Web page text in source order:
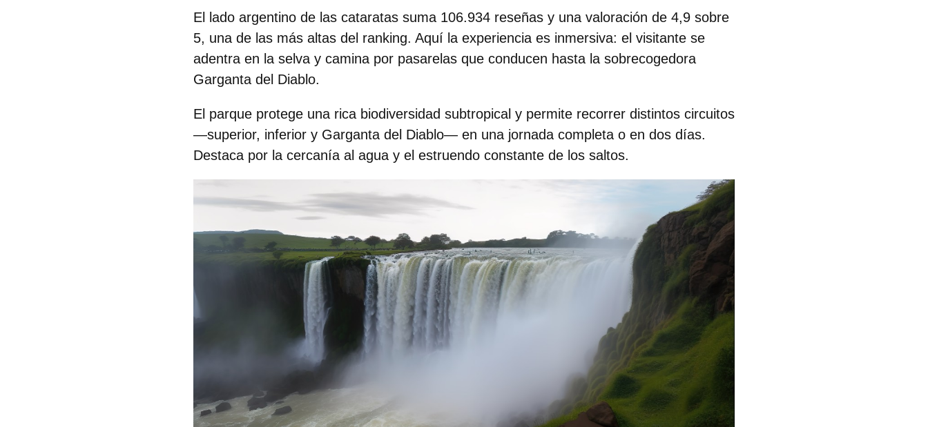
El lado argentino de las cataratas suma 106.934 reseñas y una valoración de 4,9 sobre
5, una de las más altas del ranking. Aquí la experiencia es inmersiva: el visitante se
adentra en la selva y camina por pasarelas que conducen hasta la sobrecogedora
Garganta del Diablo.
El parque protege una rica biodiversidad subtropical y permite recorrer distintos circuitos
—superior, inferior y Garganta del Diablo— en una jornada completa o en dos días.
Destaca por la cercanía al agua y el estruendo constante de los saltos.